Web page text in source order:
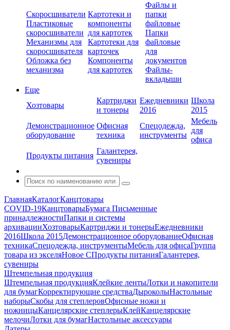
Скоросшиватели
Пластиковые
скоросшиватели
Механизмы для
скоросшивателя
Обложка без
механизма
Картотеки и
компоненты
для картотек
Картотеки для
карточек
Компоненты
для картотек
Файлы и
папки
файловые
Папки
файловые
для
документов
Файлы-
вкладыши
Еще
Хозтовары
Картриджи
и тонеры
Ежедневники
2016
Школа
2015
Демонстрационное
оборудование
Офисная
техника
Спецодежда,
инструменты
Мебель
для
офиса
Продукты питания
Галантерея,
сувениры
ГлавнаяКаталогКанцтовары
COVID-19КанцтоварыБумага Письменные
принадлежностиПапки и системы
архивацииХозтоварыКартриджи и тонерыЕжедневники
2016Школа 2015Демонстрационное оборудованиеОфисная
техникаСпецодежда, инструментыМебель для офисаГруппа
товара из экселяНовое СПродукты питанияГалантерея,
сувениры
Штемпельная продукция
Штемпельная продукцияКлейкие лентыЛотки и накопители
для бумагКорректирующие средстваДыроколыНастольные
наборыСкобы для степлеровОфисные ножи и
ножницыКанцелярские степлерыКлейКанцелярские
мелочиЛотки для бумагНастольные аксессуары